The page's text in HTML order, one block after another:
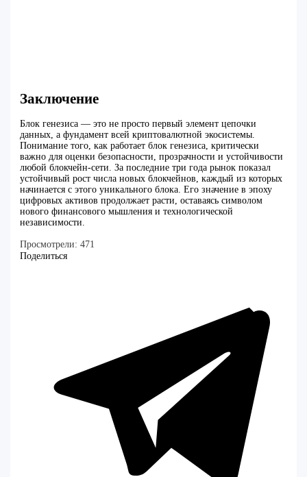
Заключение
Блок генезиса — это не просто первый элемент цепочки
данных, а фундамент всей криптовалютной экосистемы.
Понимание того, как работает блок генезиса, критически
важно для оценки безопасности, прозрачности и устойчивости
любой блокчейн-сети. За последние три года рынок показал
устойчивый рост числа новых блокчейнов, каждый из которых
начинается с этого уникального блока. Его значение в эпоху
цифровых активов продолжает расти, оставаясь символом
нового финансового мышления и технологической
независимости.
Просмотрели: 471
Поделиться